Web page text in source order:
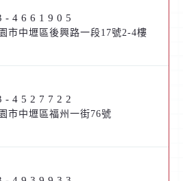
4661905
市中壢區後興路一段17號2-4樓
4527722
市中壢區福州一街76號